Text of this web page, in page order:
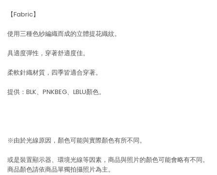
【Fabric】
使用三種色紗編織而成的立體提花織紋。
具適度彈性，穿著舒適度佳。
柔軟針織材質，四季皆適合穿著。
提供：BLK、PNKBEG、LBLU顏色。
※由於光線原因，顏色可能與實際顏色有所不同。
或是裝置顯示器、環境光線等因素，商品與照片的顏色可能會略有不同。
商品顏色請依商品單獨拍攝照片為主。